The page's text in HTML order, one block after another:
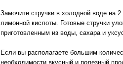
Замочите стручки в холодной воде на
лимонной кислоты. Готовые стручки
приготовленным из воды, сахара и
Если вы располагаете большим
необходимости вкусный и полезный